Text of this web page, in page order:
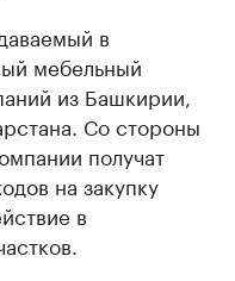
в
мебельный
из Башкирии,
Со стороны
получат
на закупку
в